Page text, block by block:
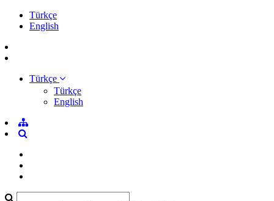
Türkçe
English
Türkçe
Türkçe
English